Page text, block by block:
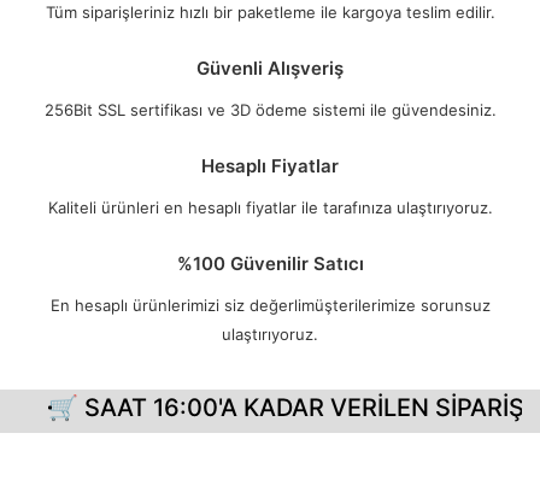
Tüm siparişleriniz hızlı bir paketleme ile kargoya teslim edilir.
Güvenli Alışveriş
256Bit SSL sertifikası ve 3D ödeme sistemi ile güvendesiniz.
Hesaplı Fiyatlar
Kaliteli ürünleri en hesaplı fiyatlar ile tarafınıza ulaştırıyoruz.
%100 Güvenilir Satıcı
En hesaplı ürünlerimizi siz değerlimüşterilerimize sorunsuz
ulaştırıyoruz.
16:00'A KADAR VERİLEN